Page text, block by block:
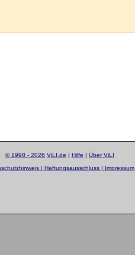
© 1998 - 2026 ViLI.de | Hilfe | Über ViLI
| Haftungsausschluss | Impressum